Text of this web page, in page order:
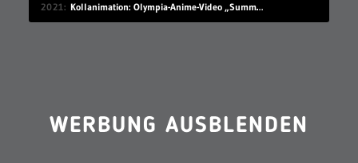
2021 Kollanimation: Olympia-Anime-Video „Summer Begins“
WERBUNG AUSBLENDEN